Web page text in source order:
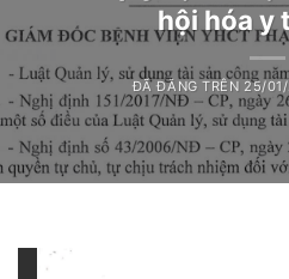
hội hóa y
ĐÃ ĐĂNG TRÊN 25/